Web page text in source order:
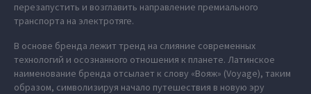
перезапустить и возглавить направление премиального
транспорта на электротяге.
В основе бренда лежит тренд на слияние современных
технологий и осознанного отношения к планете. Латинское
наименование бренда отсылает к слову «Вояж» (Voyage), таким
образом, символизируя начало путешествия в новую эру